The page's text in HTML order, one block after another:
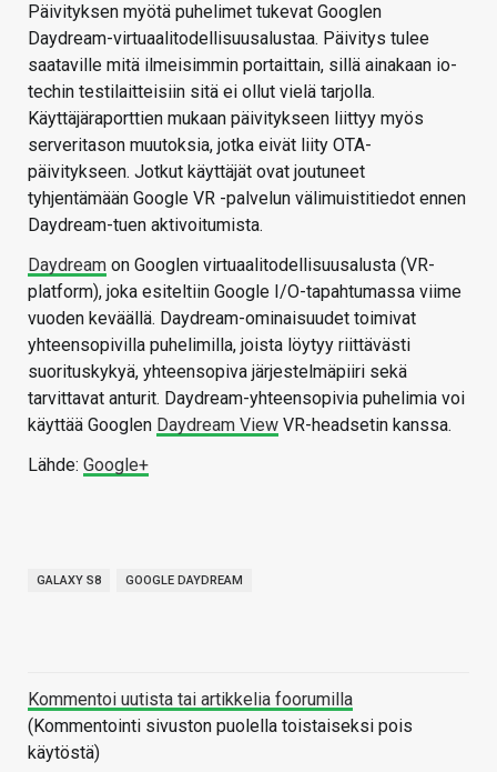
Päivityksen myötä puhelimet tukevat Googlen
Daydream-virtuaalitodellisuusalustaa. Päivitys tulee
saataville mitä ilmeisimmin portaittain, sillä ainakaan io-
techin testilaitteisiin sitä ei ollut vielä tarjolla.
Käyttäjäraporttien mukaan päivitykseen liittyy myös
serveritason muutoksia, jotka eivät liity OTA-
päivitykseen. Jotkut käyttäjät ovat joutuneet
tyhjentämään Google VR -palvelun välimuistitiedot ennen
Daydream-tuen aktivoitumista.
Daydream on Googlen virtuaalitodellisuusalusta (VR-
platform), joka esiteltiin Google I/O-tapahtumassa viime
vuoden keväällä. Daydream-ominaisuudet toimivat
yhteensopivilla puhelimilla, joista löytyy riittävästi
suorituskykyä, yhteensopiva järjestelmäpiiri sekä
tarvittavat anturit. Daydream-yhteensopivia puhelimia voi
käyttää Googlen Daydream View VR-headsetin kanssa.
Lähde: Google+
GALAXY S8 GOOGLE DAYDREAM
Kommentoi uutista tai artikkelia foorumilla
(Kommentointi sivuston puolella toistaiseksi pois
käytöstä)